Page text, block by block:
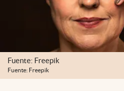
Fuente: Freepik
Fuente: Freepik